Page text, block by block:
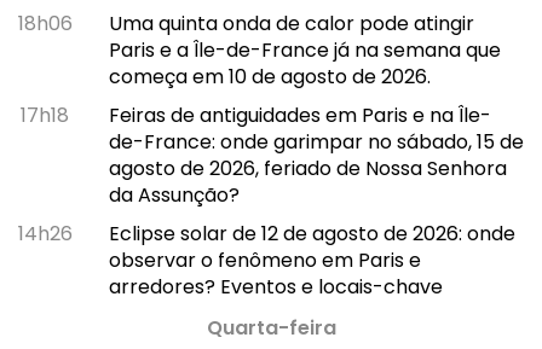
18h06
Uma quinta onda de calor pode atingir
Paris e a Île-de-France já na semana que
começa em 10 de agosto de 2026.
17h18
Feiras de antiguidades em Paris e na Île-
de-France: onde garimpar no sábado, 15 de
agosto de 2026, feriado de Nossa Senhora
da Assunção?
14h26
Eclipse solar de 12 de agosto de 2026: onde
observar o fenômeno em Paris e
arredores? Eventos e locais-chave
Quarta-feira